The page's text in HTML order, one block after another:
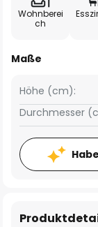
Wohnberei
ch
Maße
Höhe (cm):
Durchmesser